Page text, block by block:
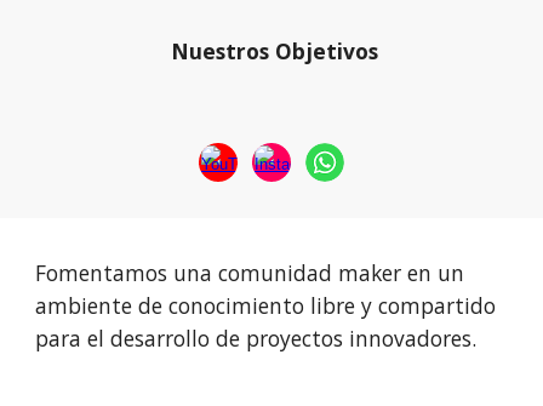
Nuestros Objetivos
Fomentamos una comunidad maker en un
ambiente de conocimiento libre y compartido
para el desarrollo de proyectos innovadores.